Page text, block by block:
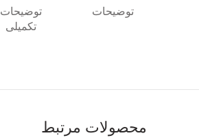
توضیحات
توضیحات
تکمیلی
محصولات مرتبط